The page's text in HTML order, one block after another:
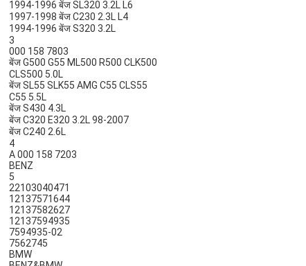
1994-1996 बेंज SL320 3.2L L6
1997-1998 बेंज C230 2.3L L4
1994-1996 बेंज S320 3.2L
3
000 158 7803
बेंज G500 G55 ML500 R500 CLK500
CLS500 5.0L
बेंज SL55 SLK55 AMG C55 CLS55
C55 5.5L
बेंज S430 4.3L
बेंज C320 E320 3.2L 98-2007
बेंज C240 2.6L
4
A 000 158 7203
BENZ
5
22103040471
12137571644
12137582627
12137594935
7594935-02
7562745
BMW